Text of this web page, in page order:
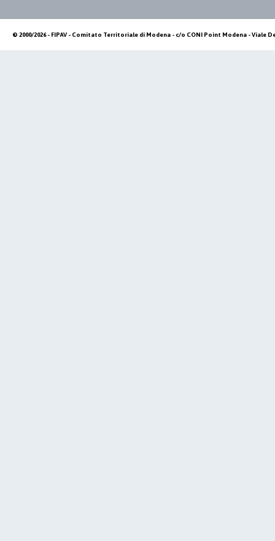
© 2000/2026 - FIPAV - Comitato Territoriale di Modena - c/o CONI Point Modena - Viale